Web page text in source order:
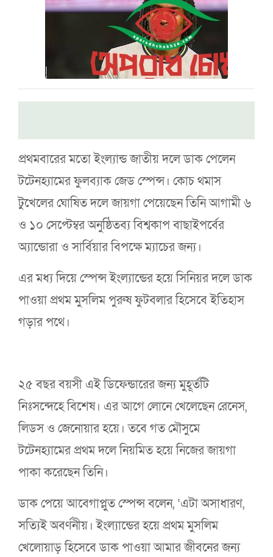
প্রথমবারের মতো ইংল্যান্ড জাতীয় দলে ডাক পেলেন
টটেনহ্যামের ফুলব্যাক জেড স্পেন্স। কোচ থমাস
টুখেলের ঘোষিত দলে জায়গা পেয়েছেন তিনি আগামী ৬
ও ১০ সেপ্টেম্বর অনুষ্ঠিতব্য বিশ্বকাপ বাছাইপর্বের
অ্যান্ডোরা ও সার্বিয়ার বিপক্ষে ম্যাচের জন্য।
এর মধ্য দিয়ে স্পেন্স ইংল্যান্ডের হয়ে সিনিয়র দলে ডাক
পাওয়া প্রথম মুসলিম পুরুষ ফুটবলার হিসেবে ইতিহাস
গড়ার পথে।
২৫ বছর বয়সী এই ডিফেন্ডারের জন্য মুহূর্তটি
নিঃসন্দেহে বিশেষ। এর আগে লোনে খেলেছেন রেনেস,
লিডস ও জেনোয়ার হয়ে। তবে গত মৌসুমে
টটেনহ্যামের প্রথম দলে নিয়মিত হয়ে নিজের জায়গা
পাকা করেছেন তিনি।
ডাক পেয়ে আবেগাপ্লুত স্পেন্স বলেন, ‘এটা অসাধারণ,
সত্যিই অবর্ণনীয়। ইংল্যান্ডের হয়ে প্রথম মুসলিম
খেলোয়াড় হিসেবে ডাক পাওয়া আমার জীবনের জন্য